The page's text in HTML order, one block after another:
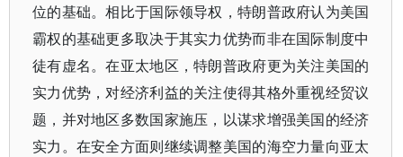
位的基础。相比于国际领导权，特朗普政府认为美国
霸权的基础更多取决于其实力优势而非在国际制度中
徒有虚名。在亚太地区，特朗普政府更为关注美国的
实力优势，对经济利益的关注使得其格外重视经贸议
题，并对地区多数国家施压，以谋求增强美国的经济
实力。在安全方面则继续调整美国的海空力量向亚太